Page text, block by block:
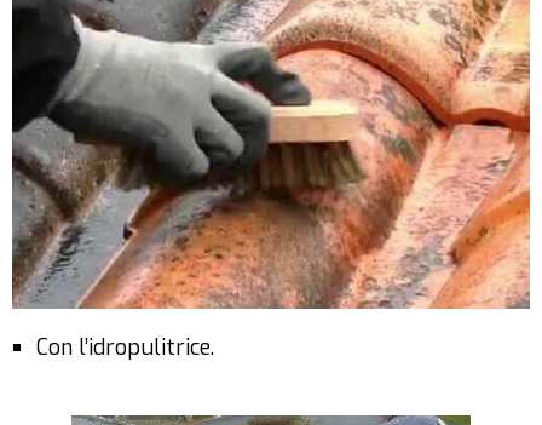
Con l’idropulitrice.